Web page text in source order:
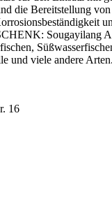
die Bereitstellung von
Sougayilang
und viele andere Arten.
16